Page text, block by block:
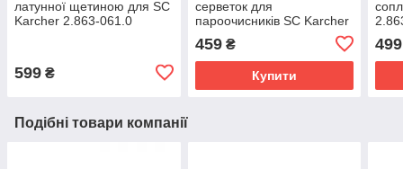
латунної щетиною для SC
Karcher 2.863-061.0
599 ₴
серветок для
пароочисників SC Karcher
459₴
Купити
499
Подібні товари компанії